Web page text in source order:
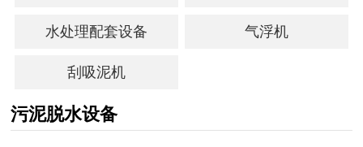
水处理配套设备 气浮机
刮吸泥机
污泥脱水设备